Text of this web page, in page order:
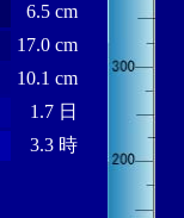
6.5 cm
17.0 cm
10.1 cm
1.7 日
3.3 時